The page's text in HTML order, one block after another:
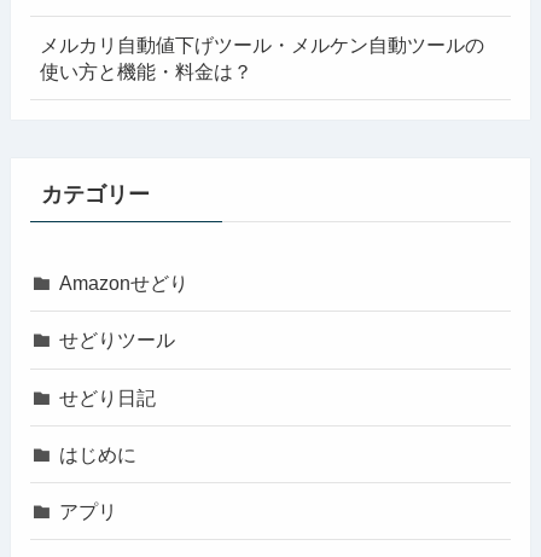
メルカリ自動値下げツール・メルケン自動ツールの
使い方と機能・料金は？
カテゴリー
Amazonせどり
せどりツール
せどり日記
はじめに
アプリ